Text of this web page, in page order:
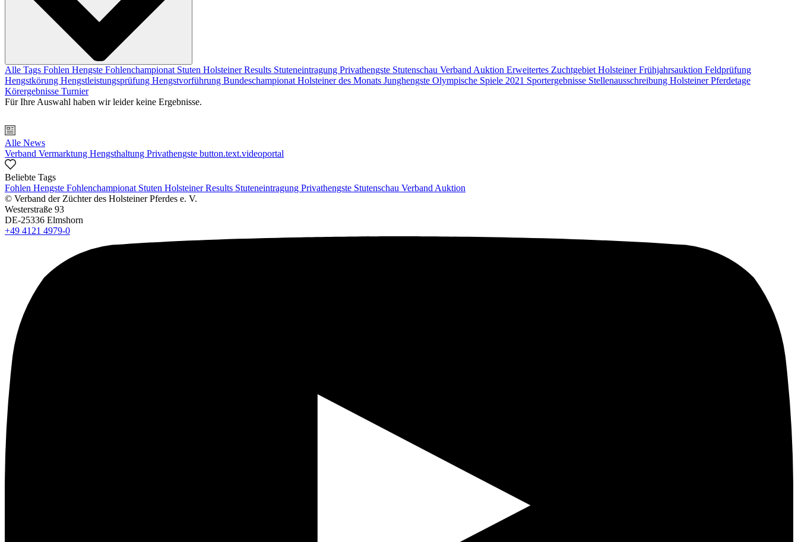
Alle Tags Fohlen Hengste Fohlenchampionat Stuten Holsteiner Results Stuteneintragung Privathengste Stutenschau Verband Auktion Erweitertes Zuchtgebiet Holsteiner Frühjahrsauktion Feldprüfung
Hengstkörung Hengstleistungsprüfung Hengstvorführung Bundeschampionat Holsteiner des Monats Junghengste Olympische Spiele 2021 Sportergebnisse Stellenausschreibung Holsteiner Pferdetage
Körergebnisse Turnier
Für Ihre Auswahl haben wir leider keine Ergebnisse.
Alle News
Verband Vermarktung Hengsthaltung Privathengste button.text.videoportal
Beliebte Tags
Fohlen Hengste Fohlenchampionat Stuten Holsteiner Results Stuteneintragung Privathengste Stutenschau Verband Auktion
© Verband der Züchter des Holsteiner Pferdes e. V.
Westerstraße 93
DE-25336 Elmshorn
+49 4121 4979-0